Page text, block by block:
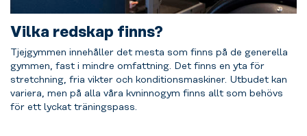
Vilka redskap finns?
Tjejgymmen innehåller det mesta som finns på de generella
gymmen, fast i mindre omfattning. Det finns en yta för
stretchning, fria vikter och konditionsmaskiner. Utbudet kan
variera, men på alla våra kvninnogym finns allt som behövs
för ett lyckat träningspass.